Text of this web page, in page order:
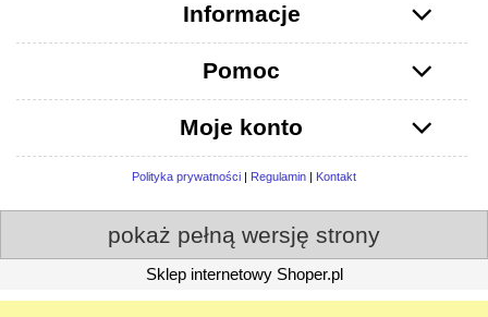
Informacje
Pomoc
Moje konto
Polityka prywatności | Regulamin | Kontakt
pokaż pełną wersję strony
Sklep internetowy Shoper.pl